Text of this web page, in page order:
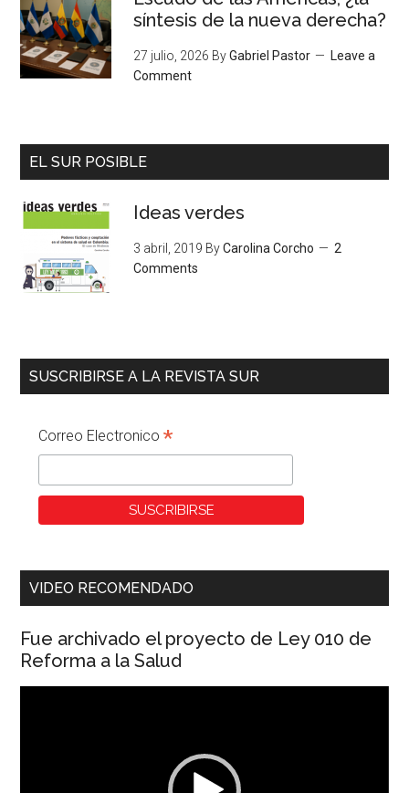
síntesis de la nueva derecha?
27 julio, 2026 ByGabriel Pastor
Leave a
Comment
EL SUR POSIBLE
Ideas verdes
3 abril, 2019 ByCarolina Corcho
2
Comments
SUSCRIBIRSE A LA REVISTA SUR
Correo Electronico*
VIDEO RECOMENDADO
Fue archivado el proyecto de Ley 010 de
Reforma a la Salud